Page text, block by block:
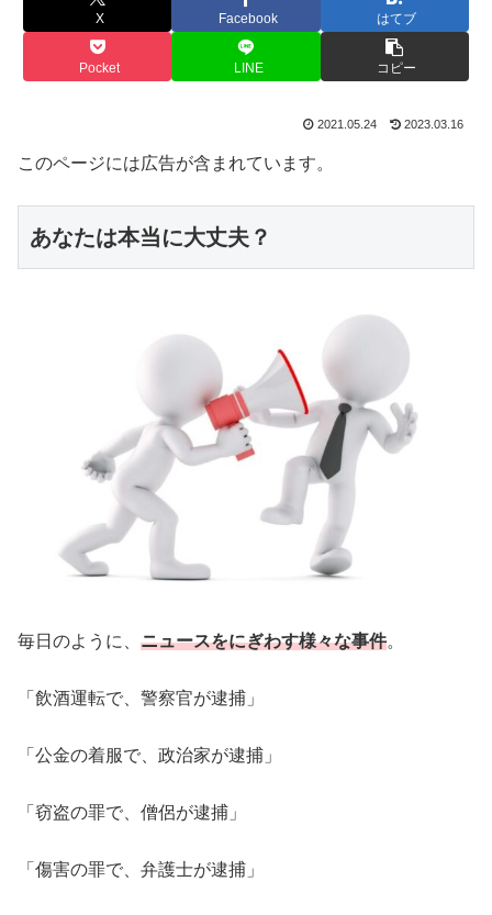
X Facebook はてブ
Pocket LINE コピー
2021.05.24 2023.03.16
このページには広告が含まれています。
あなたは本当に大丈夫？
毎日のように、 ニュースをにぎわす様々な事件。
「飲酒運転で、警察官が逮捕」
「公金の着服で、政治家が逮捕」
「窃盗の罪で、僧侶が逮捕」
「傷害の罪で、弁護士が逮捕」